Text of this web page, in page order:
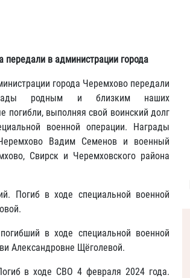
в администрации города
города Черемхово передали
родным и близким наших
погибли, выполняя свой воинский долг
военной операции. Награды
Вадим Семенов и военный
Свирск и Черемховского района
Погиб в ходе специальной военной
в ходе специальной военной
Александровне Щёголевой.
в ходе СВО 4 февраля 2024 года.